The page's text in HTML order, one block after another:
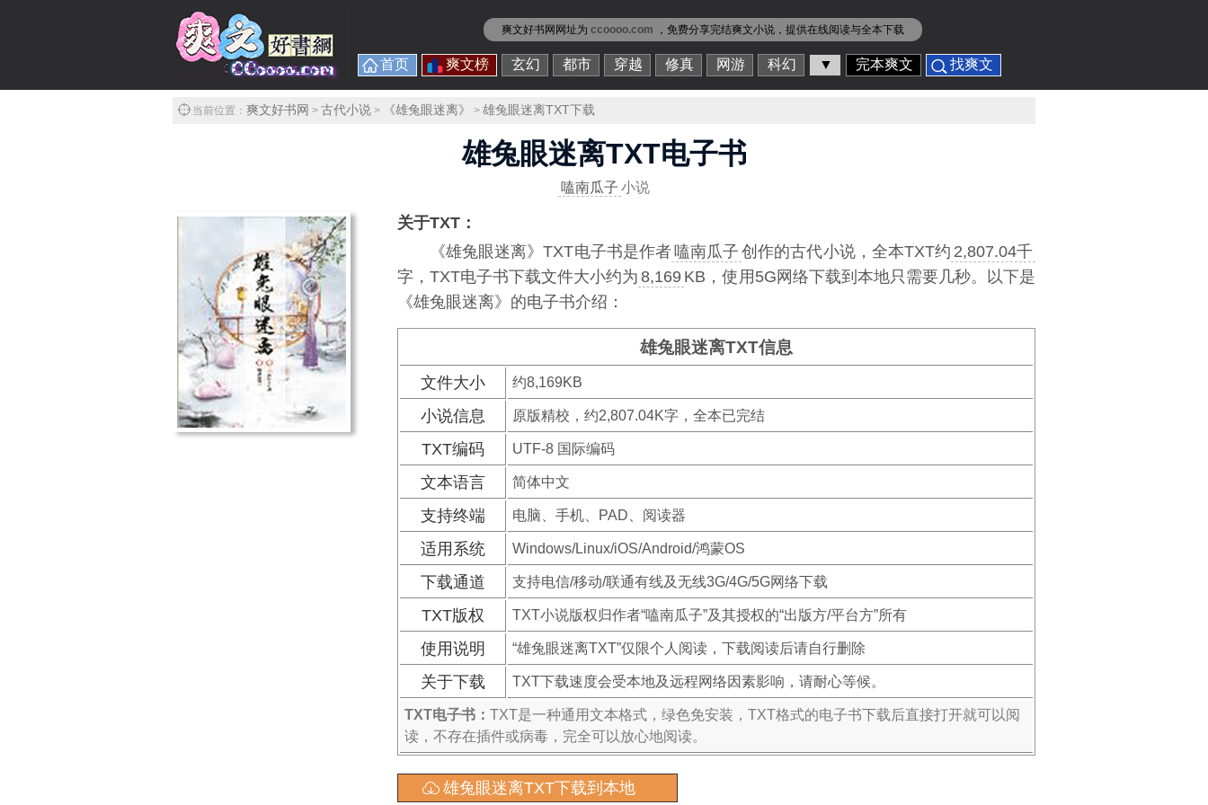
爽文好书网网址为 ccoooo.com ，免费分享完结爽文小说 ，提供在线阅读与全本下载
首页 爽文榜 玄幻 都市 穿越 修真 网游 科幻 ▼ 完本爽文 找爽文
当前位置： 爽文好书网 > 古代小说 > 《雄兔眼迷离》 > 雄兔眼迷离TXT下载
雄兔眼迷离TXT电子书
嗑南瓜子 小说
关于TXT：
《雄兔眼迷离》TXT电子书是作者嗑南瓜子 创作的古代小说，全本TXT约 2,807.04千
字，TXT电子书下载文件大小约为 8,169 KB，使用5G网络下载到本地只需要几秒。以下是
《雄兔眼迷离》的电子书介绍：
雄兔眼迷离TXT信息
文件大小 约8,169KB
小说信息 原版精校，约2,807.04K字，全本已完结
TXT编码 UTF-8 国际编码
文本语言 简体中文
支持终端 电脑、手机、PAD、阅读器
适用系统 Windows/Linux/iOS/Android/鸿蒙OS
下载通道 支持电信/移动/联通有线及无线3G/4G/5G网络下载
TXT版权 TXT小说版权归作者“嗑南瓜子”及其授权的“出版方/平台方”所有
使用说明 “雄兔眼迷离TXT”仅限个人阅读，下载阅读后请自行删除
关于下载 TXT下载速度会受本地及远程网络因素影响，请耐心等候。
TXT电子书： TXT是一种通用文本格式，绿色免安装，TXT格式的电子书下载后直接打开就可以阅
读，不存在插件或病毒，完全可以放心地阅读。
雄兔眼迷离TXT下载到本地